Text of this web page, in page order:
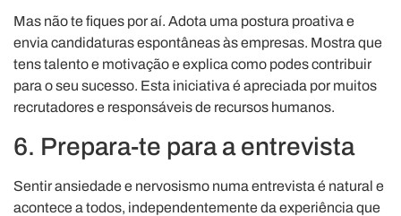
Mas não te fiques por aí. Adota uma postura proativa e
envia candidaturas espontâneas às empresas. Mostra que
tens talento e motivação e explica como podes contribuir
para o seu sucesso. Esta iniciativa é apreciada por muitos
recrutadores e responsáveis de recursos humanos.
6. Prepara-te para a entrevista
Sentir ansiedade e nervosismo numa entrevista é natural e
acontece a todos, independentemente da experiência que